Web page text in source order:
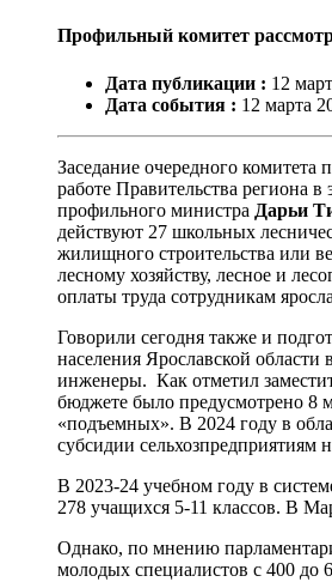
Профильный комитет
Дата публикации : 12
Дата события : 12 марта
Заседание очередного
работе Правительства региона
профильного министра Дарьи
действуют 27 школьных
жилищного строительства или
лесному хозяйству, лесное и
оплаты труда сотрудникам
Говорили сегодня также и
населения Ярославской
инженеры. Как отметил
бюджете было предусмотрено 8
«подъемных». В 2024 году в
субсидии сельхозпредприятиям
В 2023-24 учебном году в
278 учащихся 5-11 классов. В
Однако, по мнению
молодых специалистов с 400 до